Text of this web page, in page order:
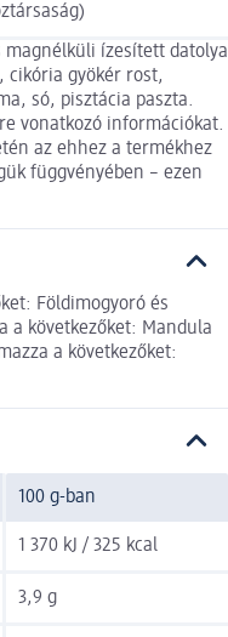
magnélküli ízesített datolya
cikória gyökér rost,
só, pisztácia paszta.
vonatkozó információkat.
az ehhez a termékhez
függvényében – ezen
Földimogyoró és
a következőket: Mandula
a következőket:
100 g-ban
1 370 kJ / 325 kcal
3,9 g